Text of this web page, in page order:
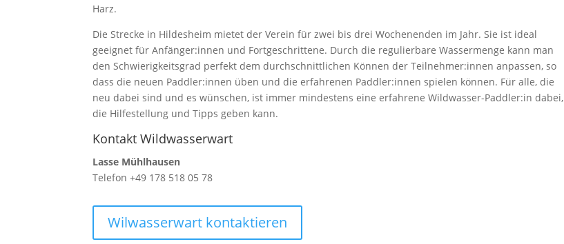
Harz.
Die Strecke in Hildesheim mietet der Verein für zwei bis drei Wochenenden im Jahr. Sie ist ideal
geeignet für Anfänger:innen und Fortgeschrittene. Durch die regulierbare Wassermenge kann man
den Schwierigkeitsgrad perfekt dem durchschnittlichen Können der Teilnehmer:innen anpassen, so
dass die neuen Paddler:innen üben und die erfahrenen Paddler:innen spielen können. Für alle, die
neu dabei sind und es wünschen, ist immer mindestens eine erfahrene Wildwasser-Paddler:in dabei,
die Hilfestellung und Tipps geben kann.
Kontakt Wildwasserwart
Lasse Mühlhausen
Telefon +49 178 518 05 78
Wilwasserwart kontaktieren